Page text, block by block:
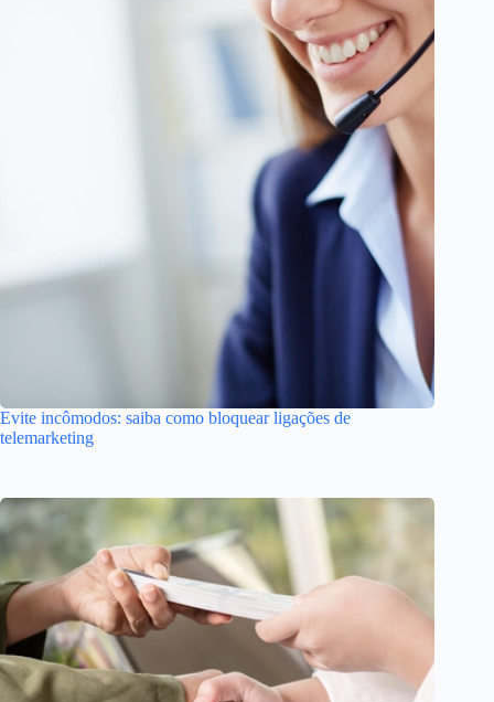
Evite incômodos: saiba como bloquear ligações de
telemarketing